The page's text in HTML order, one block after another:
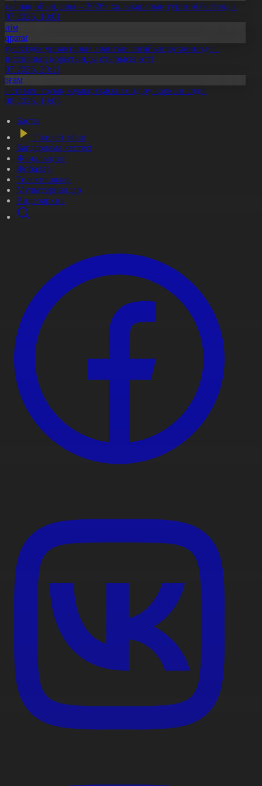
ойындары – 2026» халықаралық турнирі басталды
10:01
ұрпақтары» грантын тағайындау жөніндегі
қорытынды отырысы өтті
20:11
еті мен тауық жұмыртқасын өндіру қарқын алды
10:05
Басты
Тікелей эфир
Бағдарлама кестесі
Жаңалықтар
Жобалар
Телехикаялар
Мультсериалдар
Видеоархив